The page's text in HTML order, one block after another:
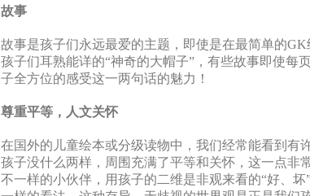
故事
故事是孩子们永远最爱的主题，即使是在最简单的
孩子们耳熟能详的“神奇的大帽子”，有些故事即使每
子全方位的感受这一两句话的魅力！
尊重平等，人文关怀
在国外的儿童绘本或分级读物中，我们经常能看到有
孩子没什么两样，周围充满了平等和关怀，这一点非
不一样的小伙伴，用孩子的二维是非观来看的“好、